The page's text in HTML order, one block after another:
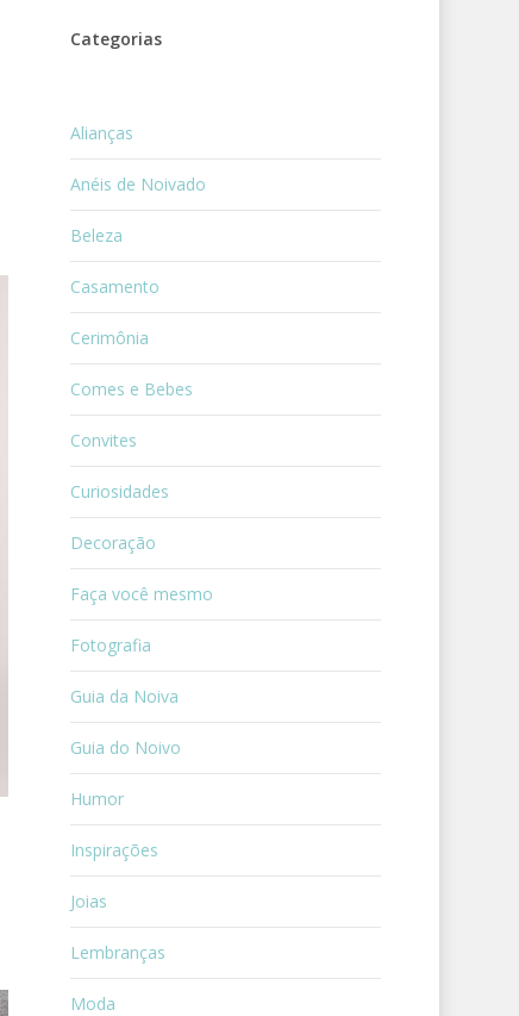
Categorias
Alianças
Anéis de Noivado
Beleza
Casamento
Cerimônia
Comes e Bebes
Convites
Curiosidades
Decoração
Faça você mesmo
Fotografia
Guia da Noiva
Guia do Noivo
Humor
Inspirações
Joias
Lembranças
Moda